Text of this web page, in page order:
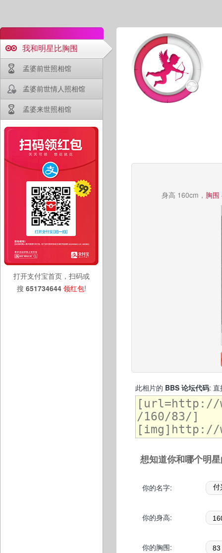
我和明星比胸围
孟婆前世照相馆
孟婆前世情人照相馆
孟婆来世照相馆
打开支付宝首页，扫码或
搜 651734644 领红包!
身高 160cm， 胸围
此相片的 BBS 论坛代码: 直
想知道你和哪个明
你的名字:
你的身高:
你的胸围: